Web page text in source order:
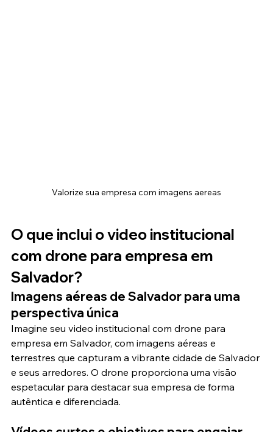
Valorize sua empresa com imagens aereas
O que inclui o video institucional
com drone para empresa em
Salvador?
Imagens aéreas de Salvador para uma
perspectiva única
Imagine seu video institucional com drone para
empresa em Salvador, com imagens aéreas e
terrestres que capturam a vibrante cidade de Salvador
e seus arredores. O drone proporciona uma visão
espetacular para destacar sua empresa de forma
autêntica e diferenciada.